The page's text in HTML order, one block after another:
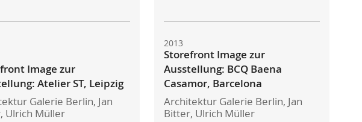
Image zur
Atelier ST, Leipzig
Galerie Berlin, Jan
Ulrich Müller
2013
Storefront Image zur
Ausstellung: BCQ Baena
Casamor, Barcelona
Architektur Galerie Berlin, Jan
Bitter, Ulrich Müller